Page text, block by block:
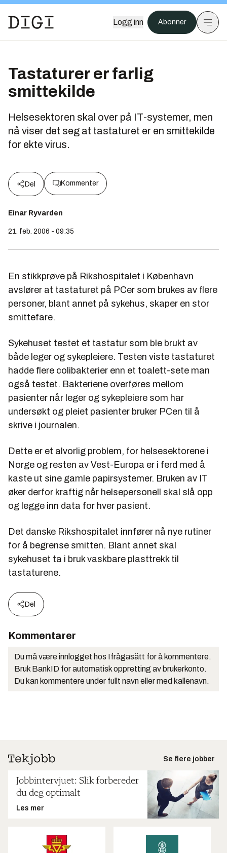
Logg inn Abonner
Tastaturer er farlig
smittekilde
Helsesektoren skal over på IT-systemer, men
nå viser det seg at tastaturet er en smittekilde
for ekte virus.
Del Kommenter
Einar Ryvarden
21. feb. 2006 - 09:35
En stikkprøve på Rikshospitalet i København
avslører at tastaturet på PCer som brukes av flere
personer, blant annet på sykehus, skaper en stor
smittefare.
Sykehuset testet et tastatur som ble brukt av
både leger og sykepleiere. Testen viste tastaturet
hadde flere colibakterier enn et toalett-sete man
også testet. Bakteriene overføres mellom
pasienter når leger og sykepleiere som har
undersøkt og pleiet pasienter bruker PCen til å
skrive i journalen.
Dette er et alvorlig problem, for helsesektorene i
Norge og resten av Vest-Europa er i ferd med å
kaste ut sine gamle papirsystemer. Bruken av IT
øker derfor kraftig når helsepersonell skal slå opp
og legge inn data for hver pasient.
Det danske Rikshospitalet innfører nå nye rutiner
for å begrense smitten. Blant annet skal
sykehuset ta i bruk vaskbare plasttrekk til
tastaturene.
Del
Kommentarer
Du må være innlogget hos Ifrågasätt for å kommentere.
Bruk BankID for automatisk oppretting av brukerkonto.
Du kan kommentere under fullt navn eller med kallenavn.
Se flere jobber
Jobbintervjuet: Slik forbereder
du deg optimalt
Les mer